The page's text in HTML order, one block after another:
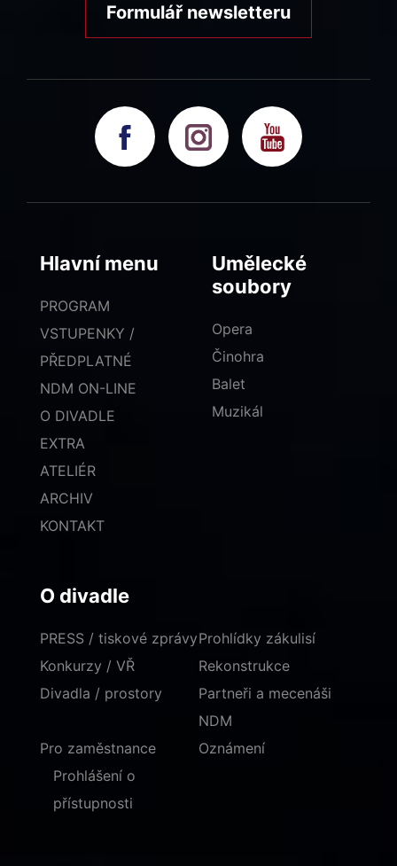
Formulář newsletteru
Hlavní menu
PROGRAM
VSTUPENKY /
PŘEDPLATNÉ
NDM ON-LINE
O DIVADLE
EXTRA
ATELIÉR
ARCHIV
KONTAKT
Umělecké
soubory
Opera
Činohra
Balet
Muzikál
O divadle
PRESS / tiskové zprávy
Konkurzy / VŘ
Divadla / prostory
Prohlídky zákulisí
Rekonstrukce
Partneři a mecenáši
NDM
Pro zaměstnance
Oznámení
Prohlášení o
přístupnosti